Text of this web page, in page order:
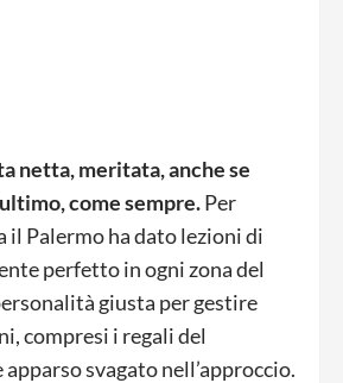
netta, meritata, anche se
come sempre.Per
il Palermo ha dato lezioni di
perfetto in ogni zona del
giusta per gestire
compresi i regali del
apparso svagato nell’approccio.